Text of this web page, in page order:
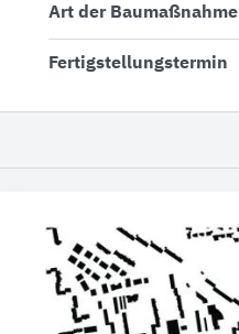
Art der Baumaßnahme
Fertigstellungstermin